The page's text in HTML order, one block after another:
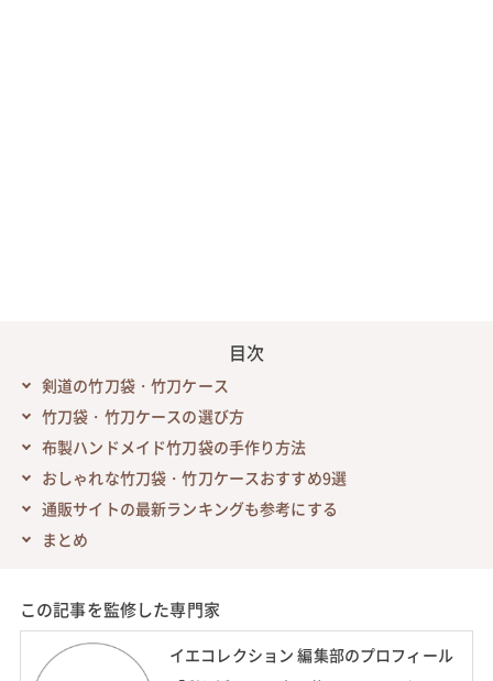
目次
剣道の竹刀袋・竹刀ケース
竹刀袋・竹刀ケースの選び方
布製ハンドメイド竹刀袋の手作り方法
おしゃれな竹刀袋・竹刀ケースおすすめ9選
通販サイトの最新ランキングも参考にする
まとめ
この記事を監修した専門家
イエコレクション 編集部のプロフィール